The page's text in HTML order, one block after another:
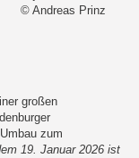
© Andreas Prinz
großen
zum
19. Januar 2026 ist